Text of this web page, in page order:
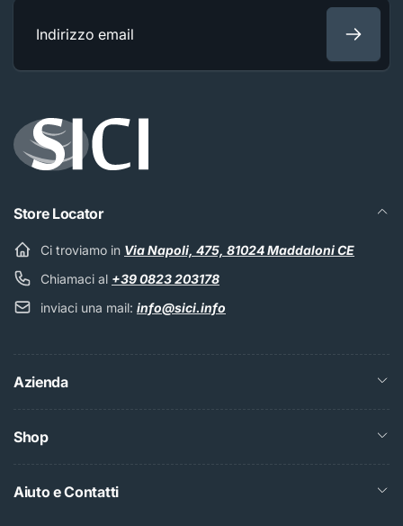
Indirizzo
Store Locator
Ci troviamo in Via Napoli, 475, 81024 Maddaloni CE
Chiamaci al +39 0823 203178
inviaci una mail: info@sici.info
Azienda
Shop
Aiuto e Contatti